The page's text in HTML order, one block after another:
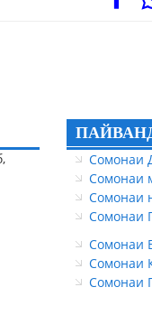
Сомонаи
Сомонаи
Сомонаи
Сомонаи
Сомонаи
Сомонаи
Сомонаи